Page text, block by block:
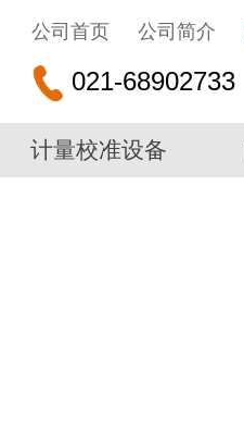
计量校准设备
021-68902733
公司首页 公司简介